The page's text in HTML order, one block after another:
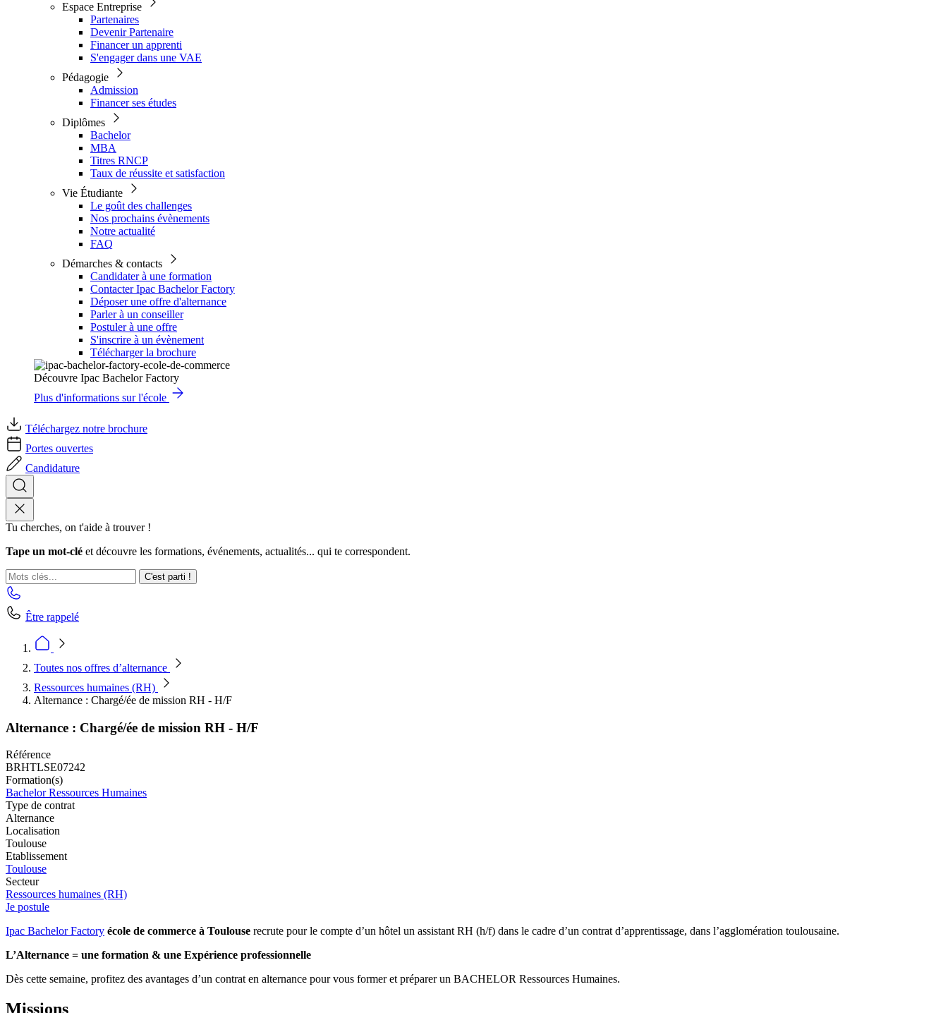
Espace Entreprise
Partenaires
Devenir Partenaire
Financer un apprenti
S'engager dans une VAE
Pédagogie
Admission
Financer ses études
Diplômes
Bachelor
MBA
Titres RNCP
Taux de réussite et satisfaction
Vie Étudiante
Le goût des challenges
Nos prochains évènements
Notre actualité
FAQ
Démarches & contacts
Candidater à une formation
Contacter Ipac Bachelor Factory
Déposer une offre d'alternance
Parler à un conseiller
Postuler à une offre
S'inscrire à un évènement
Télécharger la brochure
Découvre Ipac Bachelor Factory
Plus d'informations sur l'école
Téléchargez notre brochure
Portes ouvertes
Candidature
Tu cherches, on t'aide à trouver !
Tape un mot-clé et découvre les formations, événements, actualités... qui te correspondent.
C'est parti !
Être rappelé
Toutes nos offres d’alternance
Ressources humaines (RH)
Alternance : Chargé/ée de mission RH - H/F
Alternance : Chargé/ée de mission RH - H/F
Référence
BRHTLSE07242
Formation(s)
Bachelor Ressources Humaines
Type de contrat
Alternance
Localisation
Toulouse
Etablissement
Toulouse
Secteur
Ressources humaines (RH)
Je postule
Ipac Bachelor Factory école de commerce à Toulouse recrute pour le compte d’un hôtel un assistant RH (h/f) dans le cadre d’un contrat d’apprentissage, dans l’agglomération toulousaine.
L’Alternance = une formation & une Expérience professionnelle
Dès cette semaine, profitez des avantages d’un contrat en alternance pour vous former et préparer un BACHELOR Ressources Humaines.
Missions